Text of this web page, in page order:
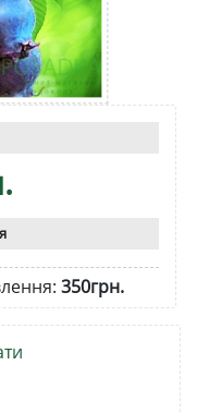
350грн.